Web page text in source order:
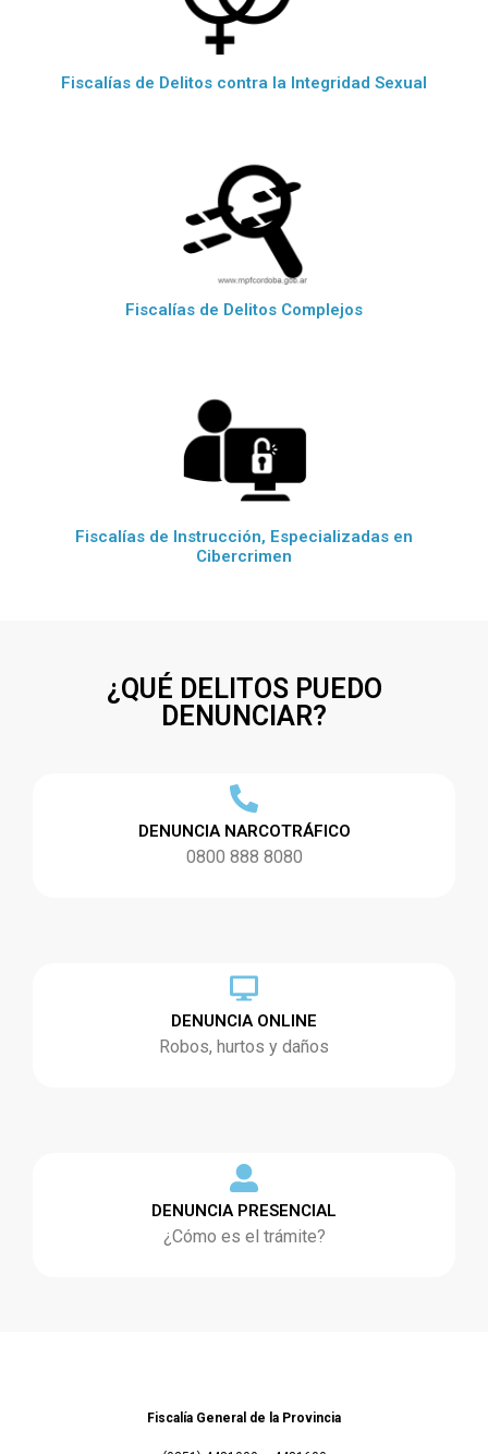
Fiscalías de Delitos contra la Integridad Sexual
Fiscalías de Delitos Complejos
Fiscalías de Instrucción, Especializadas en
Cibercrimen
¿QUÉ DELITOS PUEDO
DENUNCIAR?
DENUNCIA NARCOTRÁFICO
0800 888 8080
DENUNCIA ONLINE
Robos, hurtos y daños
DENUNCIA PRESENCIAL
¿Cómo es el trámite?
Fiscalía General de la Provincia